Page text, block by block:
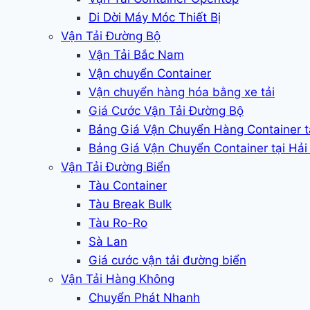
Di Dời Máy Móc Thiết Bị
Vận Tải Đường Bộ
Vận Tải Bắc Nam
Vận chuyển Container
Vận chuyển hàng hóa bằng xe tải
Giá Cước Vận Tải Đường Bộ
Bảng Giá Vận Chuyển Hàng Container
Bảng Giá Vận Chuyển Container tại Hải
Vận Tải Đường Biển
Tàu Container
Tàu Break Bulk
Tàu Ro-Ro
Sà Lan
Giá cước vận tải đường biển
Vận Tải Hàng Không
Chuyển Phát Nhanh